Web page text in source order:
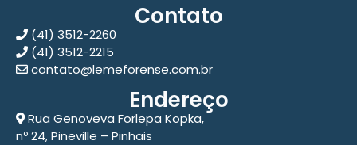
Contato
(41) 3512-2260
(41) 3512-2215
contato@lemeforense.com.br
Endereço
Rua Genoveva Forlepa Kopka,
nº 24, Pineville – Pinhais